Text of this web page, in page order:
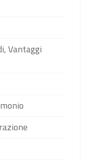
Vantaggi